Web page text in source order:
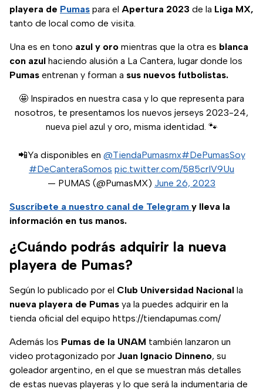
playera de Pumas para el Apertura 2023 de la Liga MX,
tanto de local como de visita.
Una es en tono azul y oro mientras que la otra es blanca
con azul haciendo alusión a La Cantera, lugar donde los
Pumas entrenan y forman a sus nuevos futbolistas.
🤩 Inspirados en nuestra casa y lo que representa para
nosotros, te presentamos los nuevos jerseys 2023-24,
nueva piel azul y oro, misma identidad. 🐾
📲Ya disponibles en @TiendaPumasmx#DePumasSoy
#DeCanteraSomos pic.twitter.com/585crIV9Uu
— PUMAS (@PumasMX) June 26, 2023
Suscríbete a nuestro canal de Telegram y lleva la
información en tus manos.
¿Cuándo podrás adquirir la nueva
playera de Pumas?
Según lo publicado por el Club Universidad Nacional la
nueva playera de Pumas ya la puedes adquirir en la
tienda oficial del equipo https://tiendapumas.com/
Además los Pumas de la UNAM también lanzaron un
video protagonizado por Juan Ignacio Dinneno, su
goleador argentino, en el que se muestran más detalles
de estas nuevas playeras y lo que será la indumentaria de